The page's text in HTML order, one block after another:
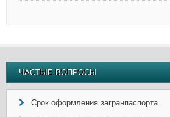
ЧАСТЫЕ ВОПРОСЫ
Срок оформления загранпаспорта